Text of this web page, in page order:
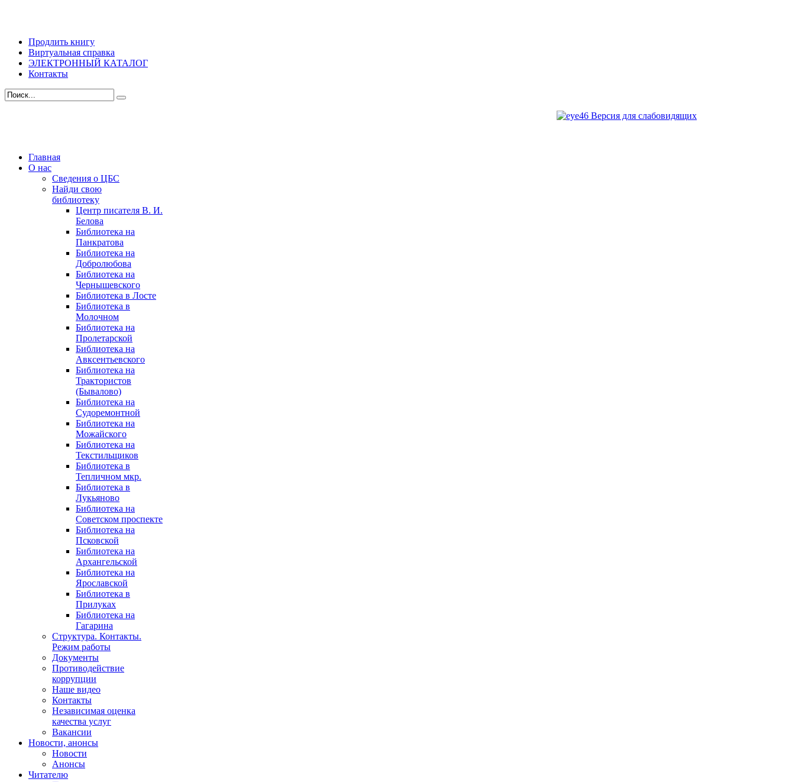
Продлить книгу
Виртуальная справка
ЭЛЕКТРОННЫЙ КАТАЛОГ
Контакты
Версия для слабовидящих
Главная
О нас
Сведения о ЦБС
Найди свою
библиотеку
Центр писателя В. И.
Белова
Библиотека на
Панкратова
Библиотека на
Добролюбова
Библиотека на
Чернышевского
Библиотека в Лосте
Библиотека в
Молочном
Библиотека на
Пролетарской
Библиотека на
Авксентьевского
Библиотека на
Трактористов
(Бывалово)
Библиотека на
Судоремонтной
Библиотека на
Можайского
Библиотека на
Текстильщиков
Библиотека в
Тепличном мкр.
Библиотека в
Лукьяново
Библиотека на
Советском проспекте
Библиотека на
Псковской
Библиотека на
Архангельской
Библиотека на
Ярославской
Библиотека в
Прилуках
Библиотека на
Гагарина
Структура. Контакты.
Режим работы
Документы
Противодействие
коррупции
Наше видео
Контакты
Независимая оценка
качества услуг
Вакансии
Новости, анонсы
Новости
Анонсы
Читателю